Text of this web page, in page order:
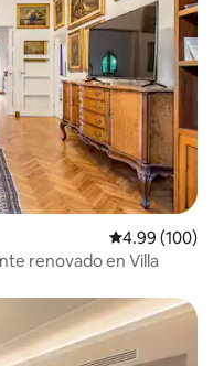
Calificación
4.99 (100)
renovado en Villa